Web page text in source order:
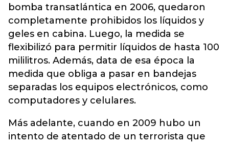
bomba transatlántica en 2006, quedaron
completamente prohibidos los líquidos y
geles en cabina. Luego, la medida se
flexibilizó para permitir líquidos de hasta 100
mililitros. Además, data de esa época la
medida que obliga a pasar en bandejas
separadas los equipos electrónicos, como
computadores y celulares.
Más adelante, cuando en 2009 hubo un
intento de atentado de un terrorista que